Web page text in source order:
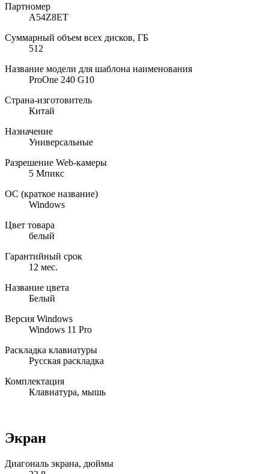
Партномер
A54Z8ET
Суммарный объем всех дисков, ГБ
512
Название модели для шаблона наименования
ProOne 240 G10
Страна-изготовитель
Китай
Назначение
Универсальные
Разрешение Web-камеры
5 Мпикс
ОС (краткое название)
Windows
Цвет товара
белый
Гарантийный срок
12 мес.
Название цвета
Белый
Версия Windows
Windows 11 Pro
Раскладка клавиатуры
Русская раскладка
Комплектация
Клавиатура, мышь
Экран
Диагональ экрана, дюймы